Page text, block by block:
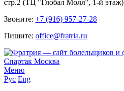
стр.2 (ТЦ "Глобал Молл", 1-й этаж)
Звоните: +7 (916) 957-27-28
Пишите: office@fratria.ru
Меню
Рус Eng